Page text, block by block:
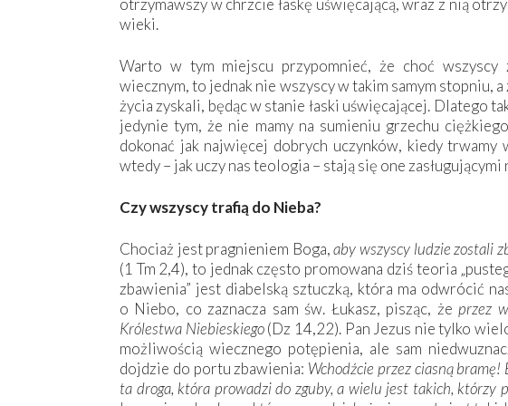
otrzymawszy w chrzcie łaskę uświęcającą, wraz z nią
wieki.
Warto w tym miejscu przypomnieć, że choć wszyscy
wiecznym, to jednak nie wszyscy w takim samym stopniu,
życia zyskali, będąc w stanie łaski uświęcającej. Dlatego
jedynie tym, że nie mamy na sumieniu grzechu
dokonać jak najwięcej dobrych uczynków, kiedy trwamy
wtedy – jak uczy nas teologia – stają się one zasługującymi
Czy wszyscy trafią do Nieba?
Chociaż jest pragnieniem Boga,aby wszyscy ludzie zostali
(1 Tm 2,4), to jednak często promowana dziś teoria
zbawienia” jest diabelską sztuczką, która ma odwrócić
o Niebo, co zaznacza sam św. Łukasz, pisząc, żeprzez
Królestwa Niebieskiego(Dz 14,22). Pan Jezus nie tylko
możliwością wiecznego potępienia, ale sam
dojdzie do portu zbawienia: Wchodźcie przez ciasną
ta droga, która prowadzi do zguby, a wielu jest takich, którzy